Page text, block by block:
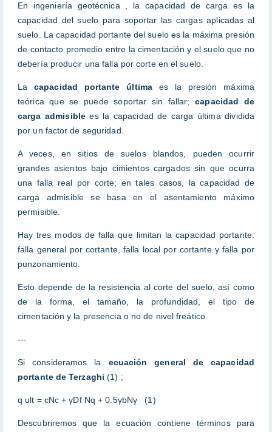
En ingeniería geotécnica , la capacidad de carga es la
capacidad del suelo para soportar las cargas aplicadas al
suelo. La capacidad portante del suelo es la máxima presión
de contacto promedio entre la cimentación y el suelo que no
debería producir una falla por corte en el suelo.
Lacapacidad portante últimaes la presión máxima
teórica que se puede soportar sin fallar;capacidad de
carga admisiblees la capacidad de carga última dividida
por un factor de seguridad.
A veces, en sitios de suelos blandos, pueden ocurrir
grandes asientos bajo cimientos cargados sin que ocurra
una falla real por corte; en tales casos, la capacidad de
carga admisible se basa en el asentamiento máximo
permisible.
Hay tres modos de falla que limitan la capacidad portante:
falla general por cortante, falla local por cortante y falla por
punzonamiento.
Esto depende de la resistencia al corte del suelo, así como
de la forma, el tamaño, la profundidad, el tipo de
cimentación y la presencia o no de nivel freático.
---
Si consideramos la ecuación general de capacidad
portante de Terzaghi (1) ;
q ult = cNc + γDf Nq + 0.5γbNγ (1)
Descubriremos que la ecuación contiene términos para